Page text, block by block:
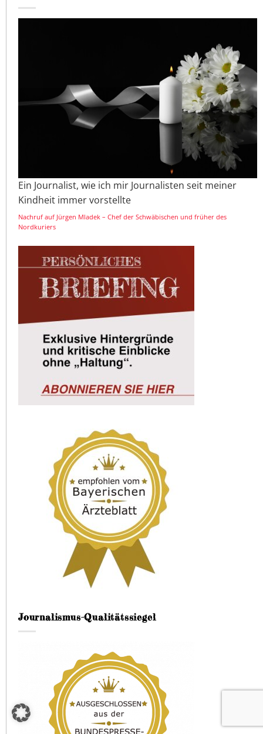
Ein Journalist, wie ich mir Journalisten seit meiner
Kindheit immer vorstellte
Nachruf auf Jürgen Mladek – Chef der Schwäbischen und früher des
Nordkuriers
Journalismus-Qualitätssiegel